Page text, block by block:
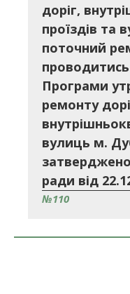
доріг,
проїздів та
поточний
проводитись
Програми
ремонту
вулиць м.
ради від
№110